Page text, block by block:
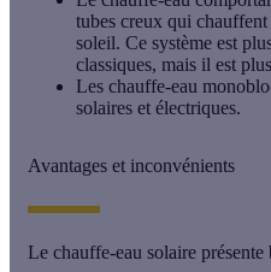
tubes creux qui
soleil. Ce système est
classiques, mais il est
Les chauffe-eau
solaires et électriques.
Avantages et inconvénients
Le chauffe-eau solaire présente